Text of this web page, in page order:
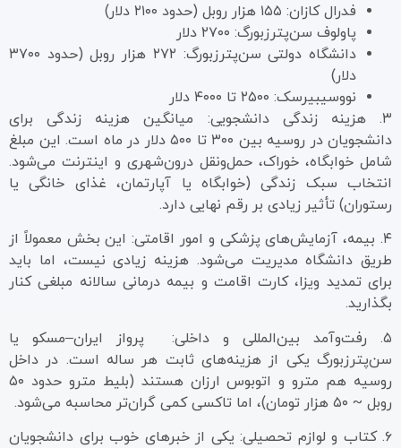
فدرال کازان: ۱۵۵ هزار روبل (حدود ۲۱۰۰ دلار)
پاولوف سن‌پترزبورگ: ۲۷۰۰ دلار
دانشگاه دولتی سن‌پترزبورگ: ۲۷۲ هزار روبل (حدود ۳۷۰۰
دلار)
نووسیبیرسک: ۲۵۰۰ تا ۴۰۰۰ دلار
۳. هزینه زندگی دانشجویی: میانگین هزینه زندگی برای
دانشجویان در روسیه بین ۳۰۰ تا ۵۰۰ دلار در ماه است. این مبلغ
شامل خوابگاه، خوراک، حمل‌ونقل درون‌شهری و اینترنت می‌شود.
انتخاب سبک زندگی (خوابگاه یا آپارتمان، غذای خانگی یا
رستوران) تأثیر زیادی بر رقم نهایی دارد.
۴. بیمه، آزمایش‌های پزشکی و امور اقامتی: این بخش معمولاً از
طریق دانشگاه مدیریت می‌شود. هزینه زیادی نیست، اما باید
برای تمدید ویزا، کارت اقامت و بیمه درمانی سالانه مبلغی کنار
بگذارید.
۵. رفت‌وآمد بین‌المللی و داخلی: پرواز ایران–مسکو یا
سن‌پترزبورگ یکی از هزینه‌های ثابت هر ساله است. در داخل
روسیه هم مترو و اتوبوس ارزان هستند (بلیط مترو حدود ۵۰
روبل ~ ۵۰ هزار تومان)، اما تاکسی کمی گران‌تر محاسبه می‌شود.
۶. کتاب و لوازم تحصیلی: یکی از خبرهای خوب برای دانشجویان